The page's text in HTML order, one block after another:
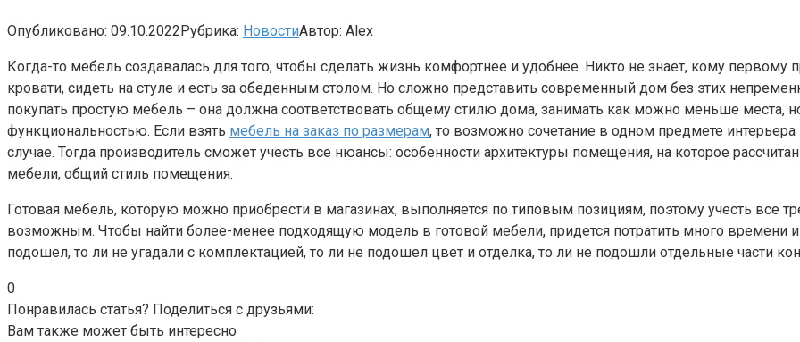
Опубликовано: 09.10.2022Рубрика: НовостиАвтор: Alex
Когда-то мебель создавалась для того, чтобы сделать жизнь комфортнее и удобнее. Никто не знает, кому
кровати, сидеть на стуле и есть за обеденным столом. Но сложно представить современный дом без этих
покупать простую мебель – она должна соответствовать общему стилю дома, занимать как можно меньше места,
функциональностью. Если взять мебель на заказ по размерам, то возможно сочетание в одном предмете
случае. Тогда производитель сможет учесть все нюансы: особенности архитектуры помещения, на которое
мебели, общий стиль помещения.
Готовая мебель, которую можно приобрести в магазинах, выполняется по типовым позициям, поэтому учесть все
возможным. Чтобы найти более-менее подходящую модель в готовой мебели, придется потратить много времени
подошел, то ли не угадали с комплектацией, то ли не подошел цвет и отделка, то ли не подошли отдельные части
0
Понравилась статья? Поделиться с друзьями:
Вам также может быть интересно